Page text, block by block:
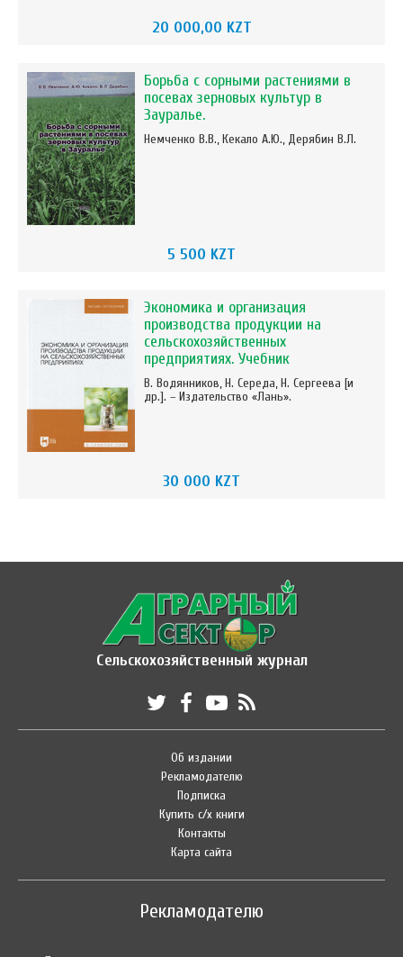
20 000,00 KZT
Борьба с сорными растениями в
посевах зерновых культур в
Зауралье.
Немченко В.В., Кекало А.Ю., Дерябин В.Л.
5 500 KZT
Экономика и организация
производства продукции на
сельскохозяйственных
предприятиях. Учебник
В. Водянников, Н. Середа, Н. Сергеева [и
др.]. – Издательство «Лань».
30 000 KZT
Сельскохозяйственный журнал
Об издании
Рекламодателю
Подписка
Купить с/х книги
Контакты
Карта сайта
Рекламодателю